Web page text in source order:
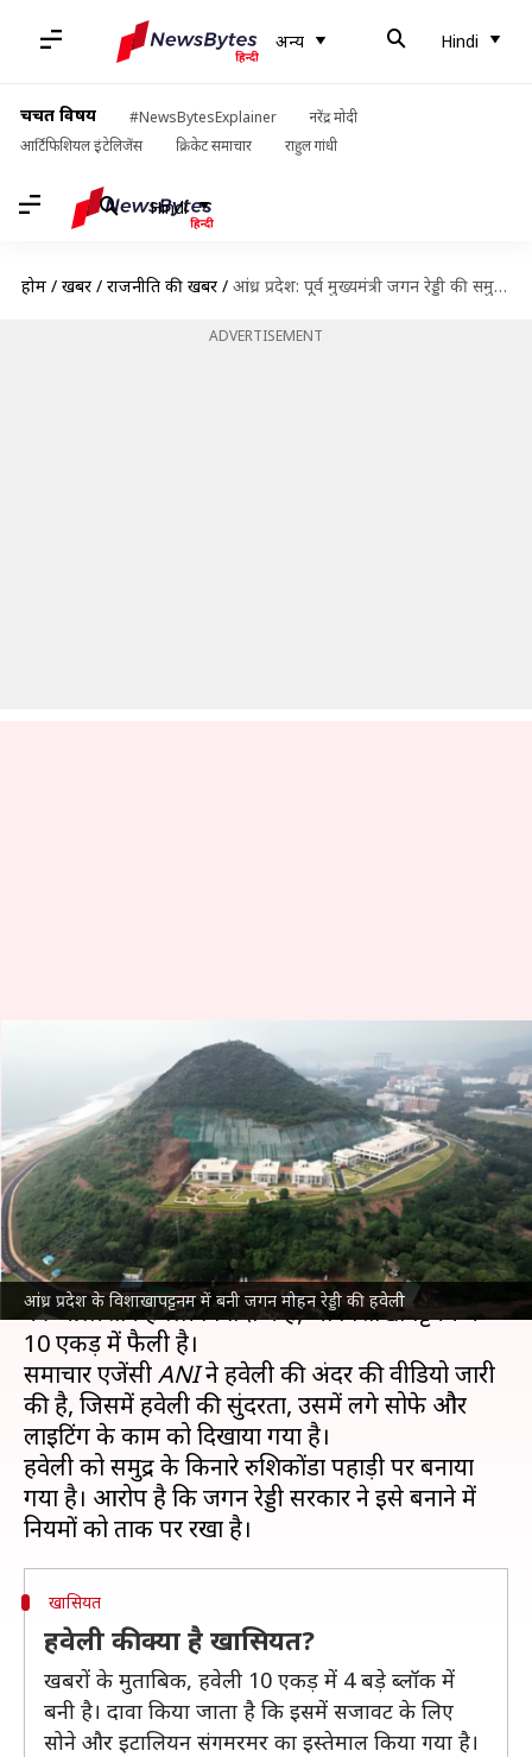
अन्य Hindi
चर्चित विषय #NewsBytesExplainer
नरेंद्र मोदी
आर्टिफिशियल इंटेलिजेंस
क्रिकेट समाचार राहुल गांधी
Hindi
होम / खबरें / राजनीति की खबरें / आंध्र प्रदेश: पूर्व मुख्यमंत्री जगन रेड्डी की समुद्र किनारे बनी 500 करोड़ की हवेली कैसी है?
ADVERTISEMENT
आंध्र प्रदेश के विशाखापट्टनम में बनी जगन मोहन रेड्डी की हवेली
आंध्र प्रदेश: पूर्व मुख्यमंत्री जगन रेड्डी की
समुद्र किनारे बनी 500 करोड़ की
हवेली कैसी है?
लेखन गजेंद्र Mar 13, 2025 11:31 am
क्या है खबर?
आंध्र प्रदेशके पूर्व मुख्यमंत्रीजगन रेड्डीकी 500 करोड़ रुपये
की आलीशान हवेली विवादों में है, जो विशाखापट्टनम में
10 एकड़ में फैली है।
समाचार एजेंसीANIने हवेली की अंदर की वीडियो जारी
की है, जिसमें हवेली की सुंदरता, उसमें लगे सोफे और
लाइटिंग के काम को दिखाया गया है।
हवेली को समुद्र के किनारे रुशिकोंडा पहाड़ी पर बनाया
गया है। आरोप है कि जगन रेड्डी सरकार ने इसे बनाने में
खासियत
हवेली की क्या है खासियत?
खबरों के मुताबिक, हवेली 10 एकड़ में 4 बड़े ब्लॉक में
बनी है। दावा किया जाता है कि इसमें सजावट के लिए
सोने और इटालियन संगमरमर का इस्तेमाल किया गया है।